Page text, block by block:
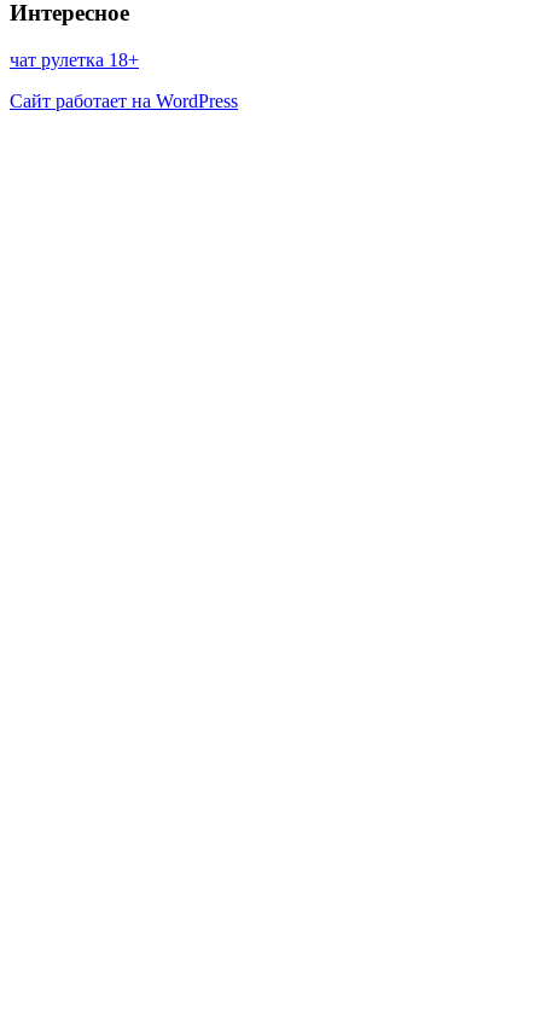
Интересное
чат рулетка 18+
Сайт работает на WordPress